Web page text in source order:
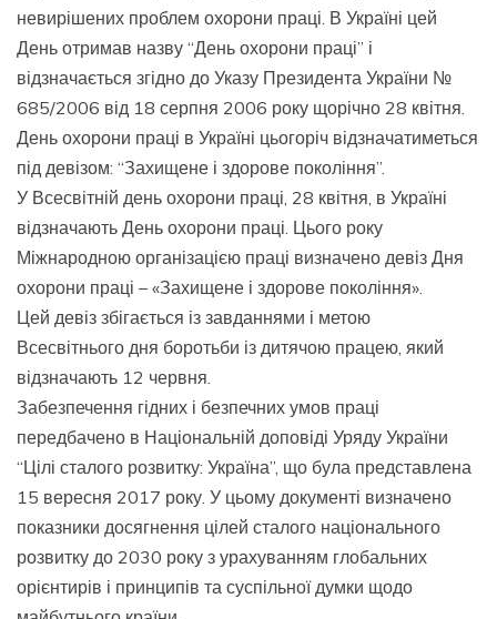
невирішених проблем охорони праці. В Україні цей
День отримав назву “День охорони праці” і
відзначається згідно до Указу Президента України №
685/2006 від 18 серпня 2006 року щорічно 28 квітня.
День охорони праці в Україні цьогоріч відзначатиметься
під девізом: “Захищене і здорове покоління”.
У Всесвітній день охорони праці, 28 квітня, в Україні
відзначають День охорони праці. Цього року
Міжнародною організацією праці визначено девіз Дня
охорони праці – «Захищене і здорове покоління».
Цей девіз збігається із завданнями і метою
Всесвітнього дня боротьби із дитячою працею, який
відзначають 12 червня.
Забезпечення гідних і безпечних умов праці
передбачено в Національній доповіді Уряду України
“Цілі сталого розвитку: Україна”, що була представлена
15 вересня 2017 року. У цьому документі визначено
показники досягнення цілей сталого національного
розвитку до 2030 року з урахуванням глобальних
орієнтирів і принципів та суспільної думки щодо